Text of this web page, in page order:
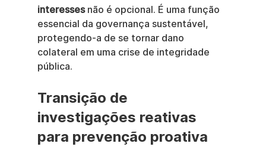
interesses não é opcional. É uma função
essencial da governança sustentável,
protegendo-a de se tornar dano
colateral em uma crise de integridade
pública.
Transição de
investigações reativas
para prevenção proativa